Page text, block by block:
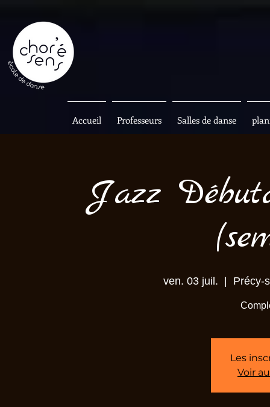
Accueil Professeurs Salles de danse
Jazz
ven. 03 juil. Précy-
Les
Voir